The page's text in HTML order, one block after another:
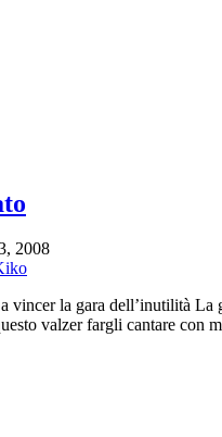
2008
vincer la gara dell’inutilità
valzer fargli cantare con